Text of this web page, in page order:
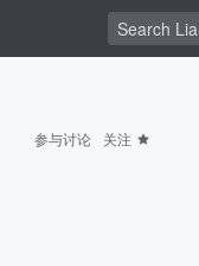
参与讨论 关注